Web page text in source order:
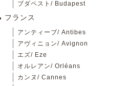
ブダペスト/ Budapest
フランス
アンティーブ/ Antibes
アヴィニョン/ Avignon
エズ/ Eze
オルレアン/ Orléans
カンヌ/ Cannes